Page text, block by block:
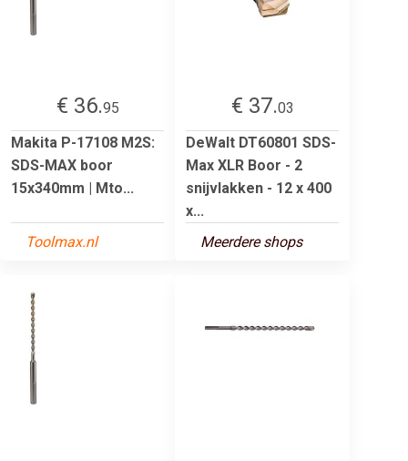
€ 36.95
Makita P-17108 M2S:
SDS-MAX boor
15x340mm | Mto...
Toolmax.nl
€ 37.03
DeWalt DT60801 SDS-
Max XLR Boor - 2
snijvlakken - 12 x 400
x...
Meerdere shops